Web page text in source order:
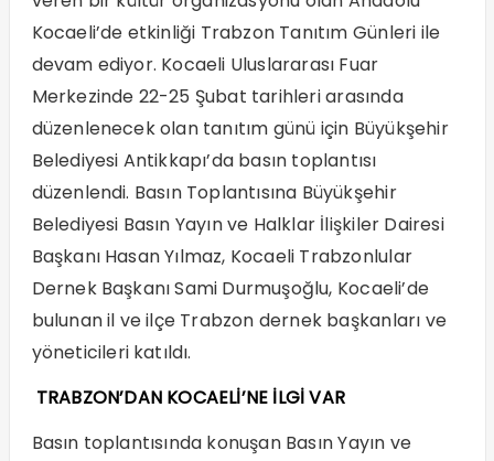
Kocaeli’de etkinliği Trabzon Tanıtım Günleri ile
devam ediyor. Kocaeli Uluslararası Fuar
Merkezinde 22-25 Şubat tarihleri arasında
düzenlenecek olan tanıtım günü için Büyükşehir
Belediyesi Antikkapı’da basın toplantısı
düzenlendi. Basın Toplantısına Büyükşehir
Belediyesi Basın Yayın ve Halklar İlişkiler Dairesi
Başkanı Hasan Yılmaz, Kocaeli Trabzonlular
Dernek Başkanı Sami Durmuşoğlu, Kocaeli’de
bulunan il ve ilçe Trabzon dernek başkanları ve
yöneticileri katıldı.
TRABZON’DAN KOCAELİ’NE İLGİ VAR
Basın toplantısında konuşan Basın Yayın ve